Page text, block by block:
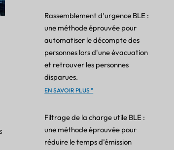
Rassemblement d'urgence BLE :
une méthode éprouvée pour
automatiser le décompte des
personnes lors d'une évacuation
et retrouver les personnes
disparues.
EN SAVOIR PLUS "
Filtrage de la charge utile BLE :
une méthode éprouvée pour
réduire le temps d’émission